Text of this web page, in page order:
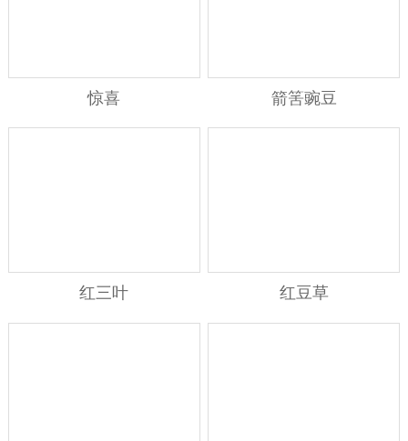
惊喜 箭筈豌豆
红三叶 红豆草